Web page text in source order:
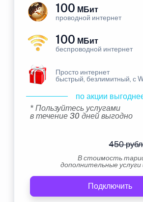
100 МБит
проводной интернет
100 МБит
беспроводной интернет
Просто интернет
быстрый, безлимитный, с
по акции
* Пользуйтесь услугами
в течение 30 дней выгодно
450
В стоимость
дополнительные услуги
Подключить